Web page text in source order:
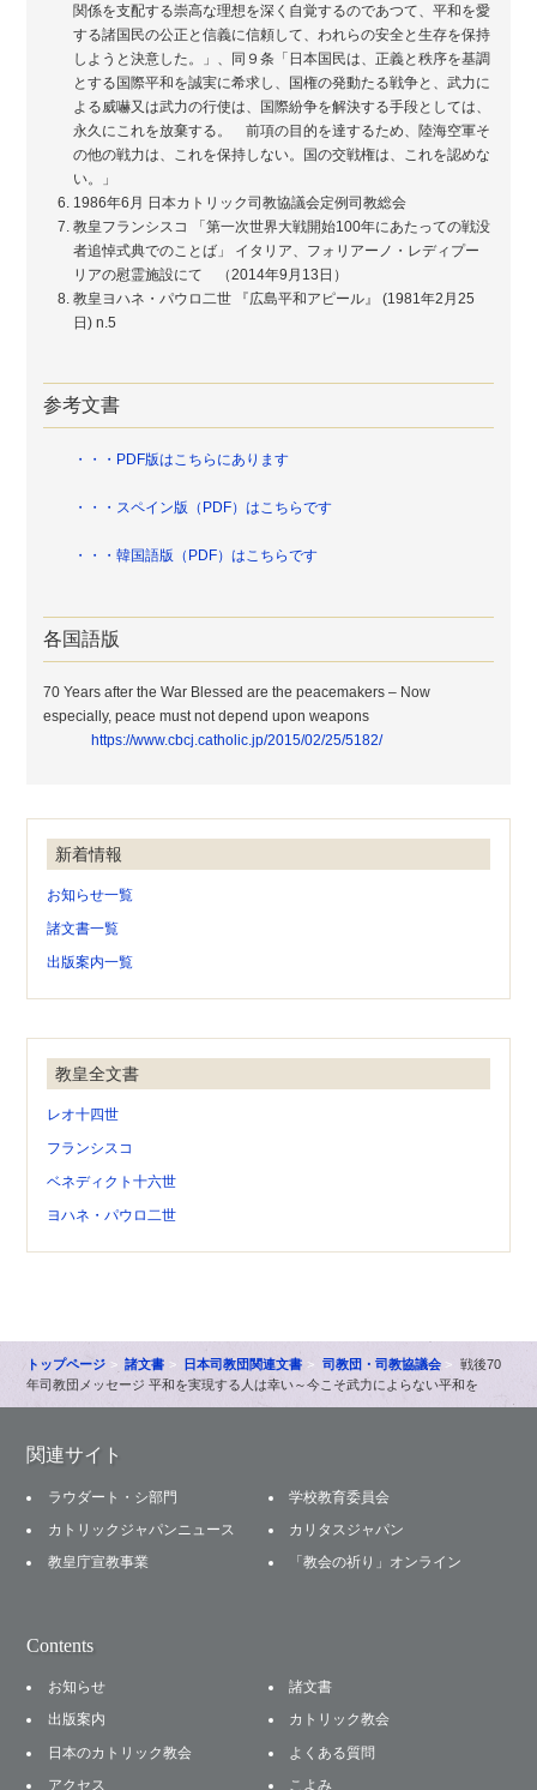
関係を支配する崇高な理想を深く自覚するのであつて、平和を愛
する諸国民の公正と信義に信頼して、われらの安全と生存を保持
しようと決意した。」、同９条「日本国民は、正義と秩序を基調
とする国際平和を誠実に希求し、国権の発動たる戦争と、武力に
よる威嚇又は武力の行使は、国際紛争を解決する手段としては、
永久にこれを放棄する。 前項の目的を達するため、陸海空軍そ
の他の戦力は、これを保持しない。国の交戦権は、これを認めな
い。」
1986年6月 日本カトリック司教協議会定例司教総会
教皇フランシスコ 「第一次世界大戦開始100年にあたっての戦没
者追悼式典でのことば」 イタリア、フォリアーノ・レディプー
リアの慰霊施設にて （2014年9月13日）
教皇ヨハネ・パウロ二世 『広島平和アピール』 (1981年2月25
日) n.5
参考文書
・・・PDF版はこちらにあります
・・・スペイン版（PDF）はこちらです
・・・韓国語版（PDF）はこちらです
各国語版
70 Years after the War Blessed are the peacemakers – Now
especially, peace must not depend upon weapons
https://www.cbcj.catholic.jp/2015/02/25/5182/
新着情報
お知らせ一覧
諸文書一覧
出版案内一覧
教皇全文書
レオ十四世
フランシスコ
ベネディクト十六世
ヨハネ・パウロ二世
トップページ 諸文書 日本司教団関連文書 司教団・司教協議会
戦後70
年司教団メッセージ 平和を実現する人は幸い～今こそ武力によらない平和を
関連サイト
ラウダート・シ部門
学校教育委員会
カトリックジャパンニュース
カリタスジャパン
教皇庁宣教事業
「教会の祈り」オンライン
Contents
お知らせ
諸文書
出版案内
カトリック教会
日本のカトリック教会
よくある質問
アクセス
こよみ